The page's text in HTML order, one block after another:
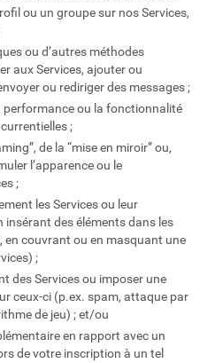
ou un groupe sur nos Services,
ou d’autres méthodes
aux Services, ajouter ou
ou rediriger des messages ;
performance ou la fonctionnalité
;
de la “mise en miroir” ou,
l’apparence ou le
;
les Services ou leur
insérant des éléments dans les
en couvrant ou en masquant une
;
des Services ou imposer une
ceux-ci (p.ex. spam, attaque par
de jeu) ; et/ou
en rapport avec un
de votre inscription à un tel